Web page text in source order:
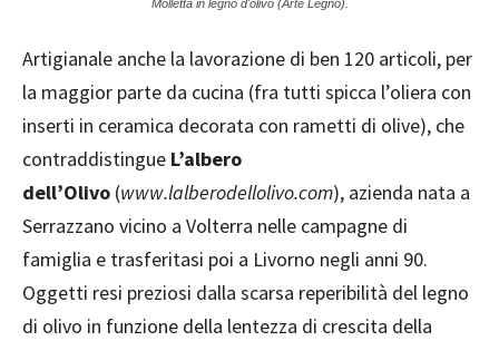
Molletta in legno d'olivo (Arte Legno).
Artigianale anche la lavorazione di ben 120 articoli, per
la maggior parte da cucina (fra tutti spicca l’oliera con
inserti in ceramica decorata con rametti di olive), che
contraddistingue L’albero
dell’Olivo (www.lalberodellolivo.com), azienda nata a
Serrazzano vicino a Volterra nelle campagne di
famiglia e trasferitasi poi a Livorno negli anni 90.
Oggetti resi preziosi dalla scarsa reperibilità del legno
di olivo in funzione della lentezza di crescita della